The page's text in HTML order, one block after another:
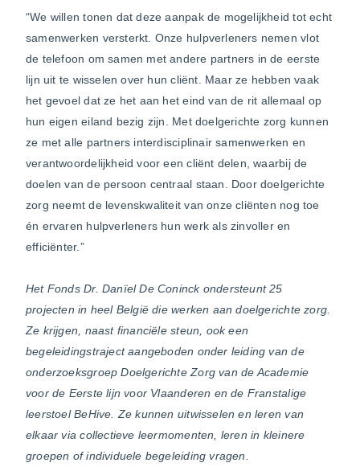
“We willen tonen dat deze aanpak de mogelijkheid tot echt
samenwerken versterkt. Onze hulpverleners nemen vlot
de telefoon om samen met andere partners in de eerste
lijn uit te wisselen over hun cliënt. Maar ze hebben vaak
het gevoel dat ze het aan het eind van de rit allemaal op
hun eigen eiland bezig zijn. Met doelgerichte zorg kunnen
ze met alle partners interdisciplinair samenwerken en
verantwoordelijkheid voor een cliënt delen, waarbij de
doelen van de persoon centraal staan. Door doelgerichte
zorg neemt de levenskwaliteit van onze cliënten nog toe
én ervaren hulpverleners hun werk als zinvoller en
efficiënter.”
Het Fonds Dr. Danïel De Coninck ondersteunt 25
projecten in heel België die werken aan doelgerichte zorg.
Ze krijgen, naast financiële steun, ook een
begeleidingstraject aangeboden onder leiding van de
onderzoeksgroep Doelgerichte Zorg van de Academie
voor de Eerste lijn voor Vlaanderen en de Franstalige
leerstoel BeHive. Ze kunnen uitwisselen en leren van
elkaar via collectieve leermomenten, leren in kleinere
groepen of individuele begeleiding vragen.